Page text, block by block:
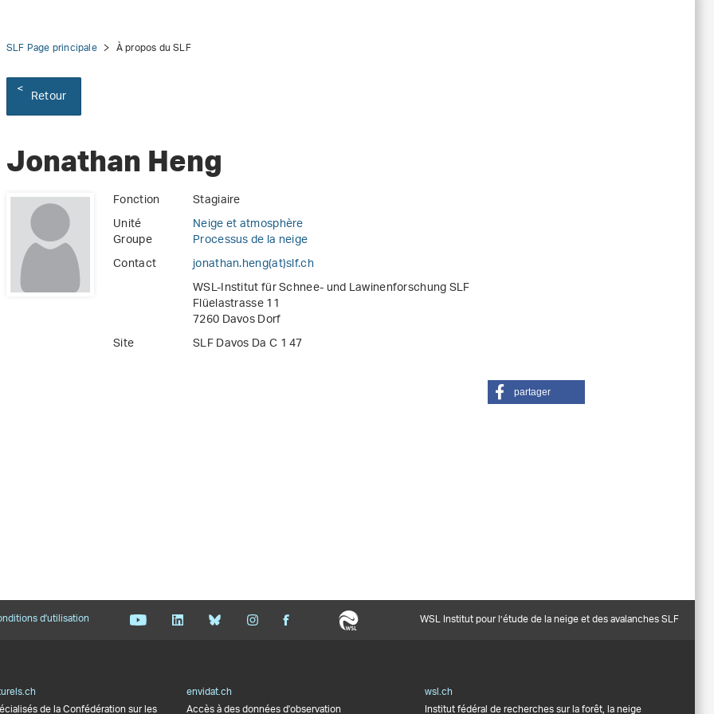
SLF Page principale À propos du SLF
Retour
Jonathan Heng
Fonction
Stagiaire
Unité
Neige et atmosphère
Groupe
Processus de la neige
Contact
jonathan.heng(at)slf.ch
WSL-Institut für Schnee- und Lawinenforschung SLF
Flüelastrasse 11
7260 Davos Dorf
Site
SLF Davos Da C 1 47
partager
d'utilisation WSL Institut pour l’étude de la neige et des avalanches SLF
de la Confédération sur les
envidat.ch
Accès à des données d'observation
wsl.ch
Institut fédéral de recherches sur la forêt, la neige